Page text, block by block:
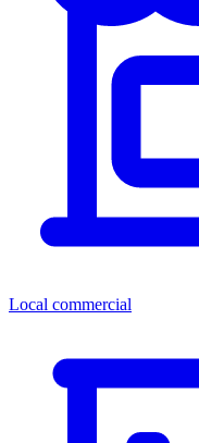
Local commercial